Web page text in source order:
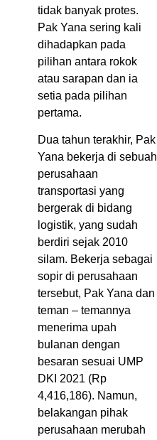
tidak banyak protes.
Pak Yana sering kali
dihadapkan pada
pilihan antara rokok
atau sarapan dan ia
setia pada pilihan
pertama.
Dua tahun terakhir, Pak
Yana bekerja di sebuah
perusahaan
transportasi yang
bergerak di bidang
logistik, yang sudah
berdiri sejak 2010
silam. Bekerja sebagai
sopir di perusahaan
tersebut, Pak Yana dan
teman – temannya
menerima upah
bulanan dengan
besaran sesuai UMP
DKI 2021 (Rp
4,416,186). Namun,
belakangan pihak
perusahaan merubah